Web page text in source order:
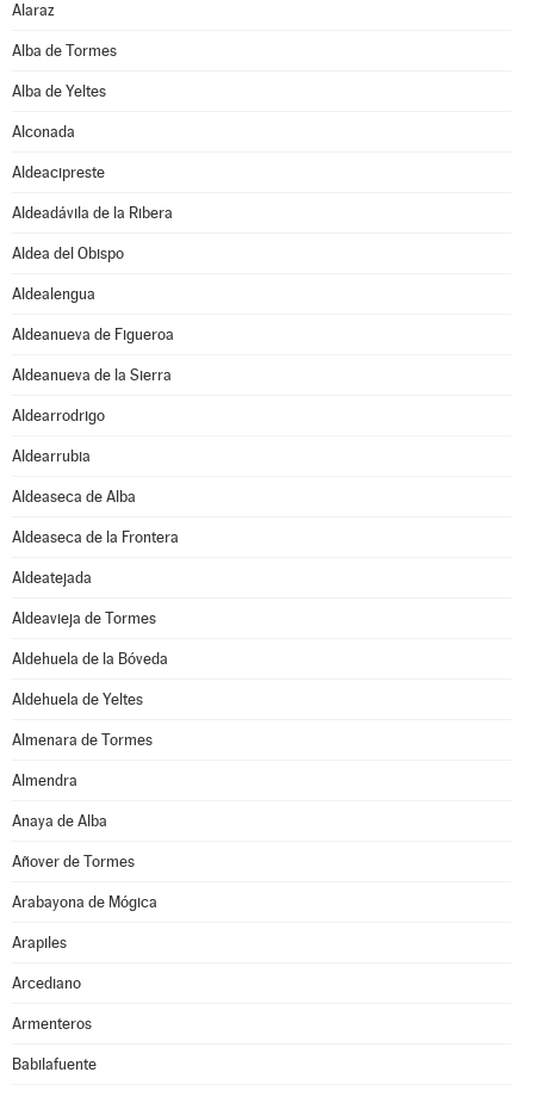
Alaraz
Alba de Tormes
Alba de Yeltes
Alconada
Aldeacipreste
Aldeadávila de la Ribera
Aldea del Obispo
Aldealengua
Aldeanueva de Figueroa
Aldeanueva de la Sierra
Aldearrodrigo
Aldearrubia
Aldeaseca de Alba
Aldeaseca de la Frontera
Aldeatejada
Aldeavieja de Tormes
Aldehuela de la Bóveda
Aldehuela de Yeltes
Almenara de Tormes
Almendra
Anaya de Alba
Añover de Tormes
Arabayona de Mógica
Arapiles
Arcediano
Armenteros
Babilafuente